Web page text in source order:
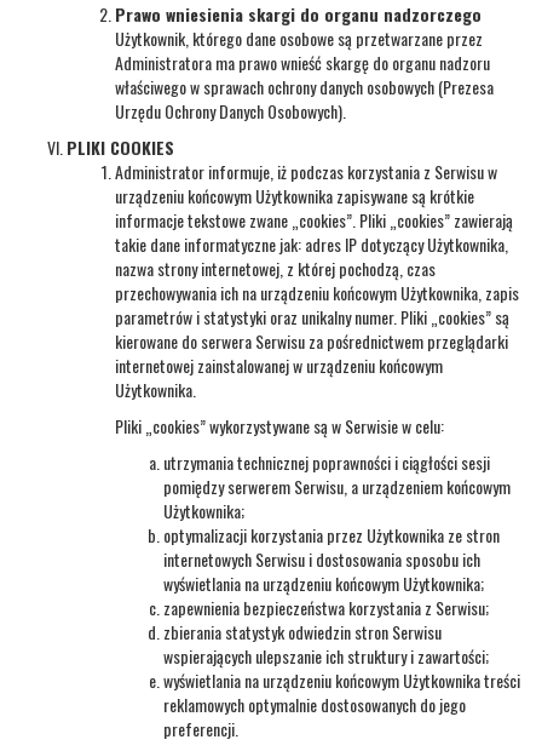
Prawo wniesienia skargi do organu nadzorczego
Użytkownik, którego dane osobowe są przetwarzane przez
Administratora ma prawo wnieść skargę do organu nadzoru
właściwego w sprawach ochrony danych osobowych (Prezesa
Urzędu Ochrony Danych Osobowych).
PLIKI COOKIES
Administrator informuje, iż podczas korzystania z Serwisu w
urządzeniu końcowym Użytkownika zapisywane są krótkie
informacje tekstowe zwane „cookies”. Pliki „cookies” zawierają
takie dane informatyczne jak: adres IP dotyczący Użytkownika,
nazwa strony internetowej, z której pochodzą, czas
przechowywania ich na urządzeniu końcowym Użytkownika, zapis
parametrów i statystyki oraz unikalny numer. Pliki „cookies” są
kierowane do serwera Serwisu za pośrednictwem przeglądarki
internetowej zainstalowanej w urządzeniu końcowym
Użytkownika.
Pliki „cookies” wykorzystywane są w Serwisie w celu:
utrzymania technicznej poprawności i ciągłości sesji
pomiędzy serwerem Serwisu, a urządzeniem końcowym
Użytkownika;
optymalizacji korzystania przez Użytkownika ze stron
internetowych Serwisu i dostosowania sposobu ich
wyświetlania na urządzeniu końcowym Użytkownika;
zapewnienia bezpieczeństwa korzystania z Serwisu;
zbierania statystyk odwiedzin stron Serwisu
wspierających ulepszanie ich struktury i zawartości;
wyświetlania na urządzeniu końcowym Użytkownika treści
reklamowych optymalnie dostosowanych do jego
preferencji.